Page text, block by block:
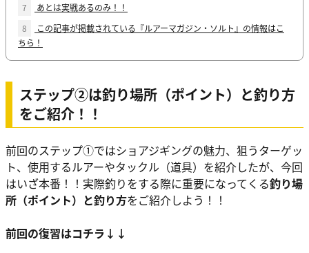
7
あとは実戦あるのみ！！
8
この記事が掲載されている『ルアーマガジン・ソルト』の情報はこ
ちら！
ステップ②は釣り場所（ポイント）と釣り方
をご紹介！！
前回のステップ①ではショアジギングの魅力、狙うターゲッ
ト、使用するルアーやタックル（道具）を紹介したが、今回
はいざ本番！！実際釣りをする際に重要になってくる釣り場
所（ポイント）と釣り方をご紹介しよう！！
前回の復習はコチラ↓↓